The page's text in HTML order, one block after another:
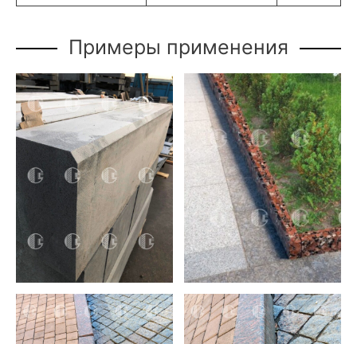
Примеры применения